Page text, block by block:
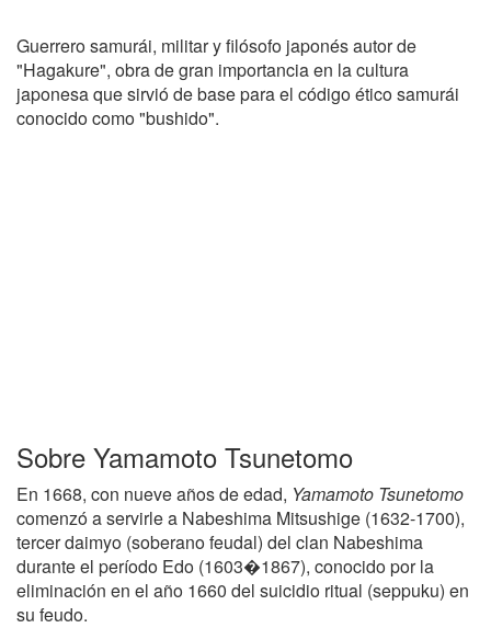
Guerrero samurái, militar y filósofo japonés autor de
"Hagakure", obra de gran importancia en la cultura
japonesa que sirvió de base para el código ético samurái
conocido como "bushido".
Sobre Yamamoto Tsunetomo
En 1668, con nueve años de edad, Yamamoto Tsunetomo
comenzó a servirle a Nabeshima Mitsushige (1632-1700),
tercer daimyo (soberano feudal) del clan Nabeshima
durante el período Edo (1603�1867), conocido por la
eliminación en el año 1660 del suicidio ritual (seppuku) en
su feudo.